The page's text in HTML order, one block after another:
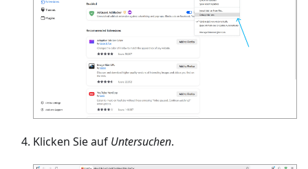
Klicken Sie auf Untersuchen.